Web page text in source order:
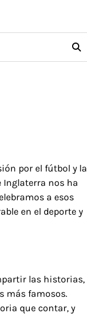
por el fútbol y la
Inglaterra nos ha
a esos
en el deporte y
las historias,
más famosos.
que contar, y